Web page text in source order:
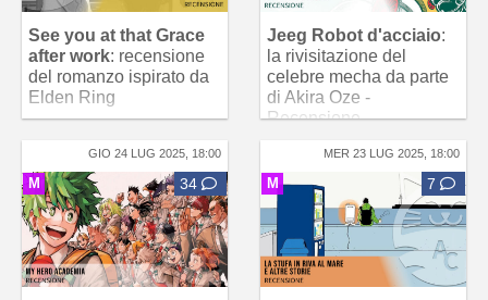
See you at that Grace
after work: recensione
del romanzo ispirato da
Elden Ring
Jeeg Robot d'acciaio:
la rivisitazione del
celebre mecha da parte
di Akira Oze -
Recensione
GIO 24 LUG 2025, 18:00
M 34
MER 23 LUG 2025, 18:00
M 7